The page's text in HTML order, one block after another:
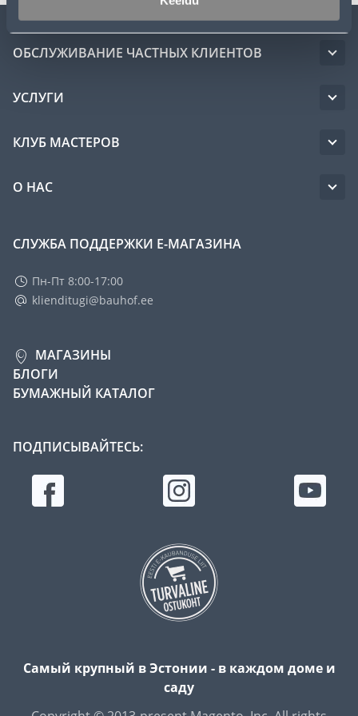
ОБСЛУЖИВАНИЕ ЧАСТНЫХ КЛИЕНТОВ
УСЛУГИ
КЛУБ МАСТЕРОВ
О НАС
СЛУЖБА ПОДДЕРЖКИ Е-МАГАЗИНА
Пн-Пт 8:00-17:00
klienditugi@bauhof.ee
МАГАЗИНЫ
БЛОГИ
БУМАЖНЫЙ КАТАЛОГ
ПОДПИСЫВАЙТЕСЬ:
Самый крупный в Эстонии - в каждом доме и
саду